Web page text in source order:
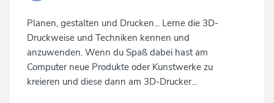
Planen, gestalten und Drucken... Lerne die 3D-
Druckweise und Techniken kennen und
anzuwenden. Wenn du Spaß dabei hast am
Computer neue Produkte oder Kunstwerke zu
kreieren und diese dann am 3D-Drucker…